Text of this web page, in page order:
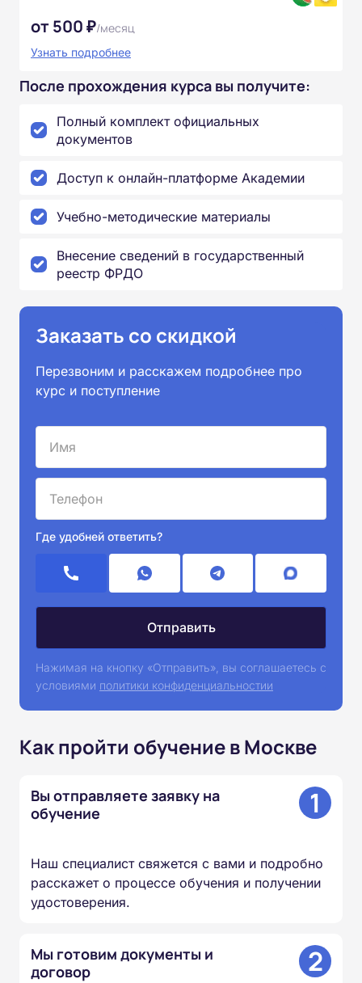
от 500 ₽/месяц
Узнать подробнее
После прохождения курса вы получите:
Полный комплект официальных
документов
Доступ к онлайн-платформе Академии
Учебно-методические материалы
Внесение сведений в государственный
реестр ФРДО
Заказать со скидкой
Перезвоним и расскажем подробнее про
курс и поступление
Где удобней ответить?
Нажимая на кнопку «Отправить», вы соглашаетесь с
условиями политики конфиденциальностии
Как пройти обучение в Москве
Вы отправляете заявку на
обучение
1
Наш специалист свяжется с вами и подробно
расскажет о процессе обучения и получении
удостоверения.
Мы готовим документы и
договор
2